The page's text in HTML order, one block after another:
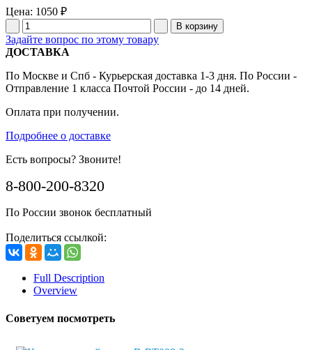
Цена: 1050 ₽
Задайте вопрос по этому товару
ДОСТАВКА
По Москве и Спб - Курьерская доставка 1-3 дня. По России -
Отправление 1 класса Почтой России - до 14 дней.
Оплата при получении.
Подробнее о доставке
Есть вопросы? Звоните!
8-800-200-8320
По России звонок бесплатный
Поделиться ссылкой:
Full Description
Overview
Советуем посмотреть